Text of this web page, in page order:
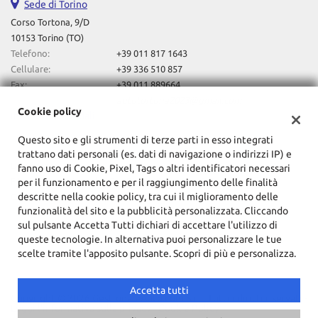
Sede di Torino
Corso Tortona, 9/D
10153 Torino (TO)
Telefono:
+39 011 817 1643
Cellulare:
+39 336 510 857
Fax:
+39 011 889664
Indicazioni stradali
Dati fiscali:
F.Lli Lovero Automobili Sas Di Davide Lovero & C
Corso Tortona, 9/D, Torino (TO)
C.F/P.IVA:10857720014
Registro delle imprese:TO
Copyright © 2026 GestionaleAuto.com S.r.l., Tutti i diritti riservati -
Leggi l'informativa sulla privacy-Cookie Policy
Cookie policy
Questo sito e gli strumenti di terze parti in esso integrati
trattano dati personali (es. dati di navigazione o indirizzi IP) e
fanno uso di Cookie, Pixel, Tags o altri identificatori necessari
per il funzionamento e per il raggiungimento delle finalità
descritte nella cookie policy, tra cui il miglioramento delle
funzionalità del sito e la pubblicità personalizzata. Cliccando
sul pulsante Accetta Tutti dichiari di accettare l'utilizzo di
queste tecnologie. In alternativa puoi personalizzare le tue
scelte tramite l'apposito pulsante. Scopri di più e personalizza.
Accetta tutti
Cookie necessari
Cookie delle preferenze
Cookie per il miglioramento dell'esperienza utente
Cookie analitici
Cookie di marketing
Leggi